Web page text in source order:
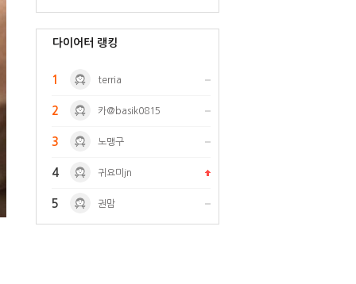
다이어터 랭킹
1 terria
2 카@basik0815
3 노맹구
4 귀요미jn
5 권맘